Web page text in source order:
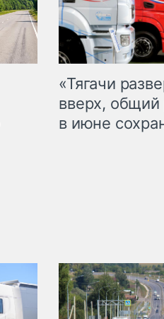
«Тягачи
вверх, общий
в июне